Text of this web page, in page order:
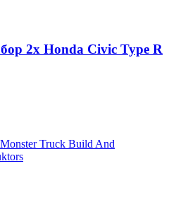
2x Honda Civic Type R